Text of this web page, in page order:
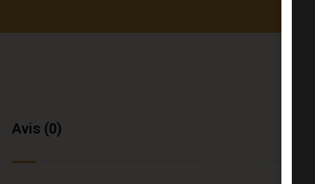
Avis (0)